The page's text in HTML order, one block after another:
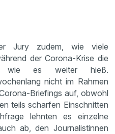
Jury zudem, wie viele
der Corona-Krise die
wie es weiter hieß.
nicht im Rahmen
Briefings auf, obwohl
teils scharfen Einschnitten
lehnten es einzelne
ab, den Journalistinnen